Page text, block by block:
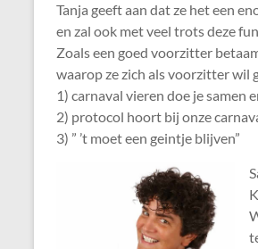
Tanja geeft aan dat ze het een
en zal ook met veel trots deze
Zoals een goed voorzitter
waarop ze zich als voorzitter wil
1) carnaval vieren doe je samen
2) protocol hoort bij onze
3) ” ’t moet een geintje blijven”